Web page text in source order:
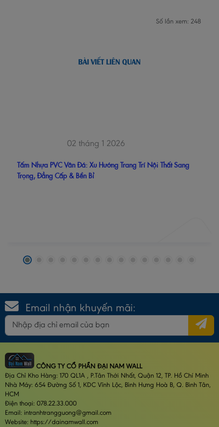
Số lần xem: 248
BÀI VIẾT LIÊN QUAN
02 tháng 1 2026
Tấm Nhựa PVC Vân Đá: Xu Hướng Trang Trí Nội Thất Sang
Trọng, Đẳng Cấp & Bền Bỉ
Email nhận khuyến mãi:
CÔNG TY CỔ PHẦN ĐẠI NAM WALL
Địa Chỉ Kho Hàng: 170 QL1A , P.Tân Thới Nhất, Quận 12, TP. Hồ Chí Minh
Nhà Máy: 654 Đường Số 1, KDC Vĩnh Lộc, Bình Hưng Hoà B, Q. Bình Tân,
HCM
Điện thoại: 078.22.33.000
Email: intranhtrangguong@gmail.com
Website: https://dainamwall.com